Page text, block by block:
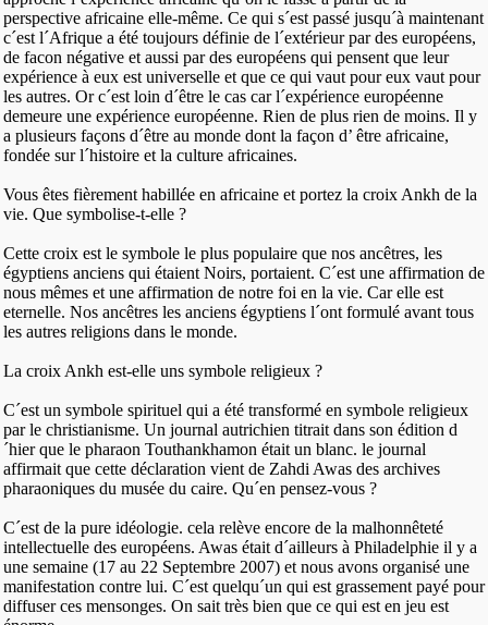
perspective africaine elle-même. Ce qui s´est passé jusqu´à maintenant
c´est l´Afrique a été toujours définie de l´extérieur par des européens,
de facon négative et aussi par des européens qui pensent que leur
expérience à eux est universelle et que ce qui vaut pour eux vaut pour
les autres. Or c´est loin d´être le cas car l´expérience européenne
demeure une expérience européenne. Rien de plus rien de moins. Il y
a plusieurs façons d´être au monde dont la façon d’ être africaine,
fondée sur l´histoire et la culture africaines.
Vous êtes fièrement habillée en africaine et portez la croix Ankh de la
vie. Que symbolise-t-elle ?
Cette croix est le symbole le plus populaire que nos ancêtres, les
égyptiens anciens qui étaient Noirs, portaient. C´est une affirmation de
nous mêmes et une affirmation de notre foi en la vie. Car elle est
eternelle. Nos ancêtres les anciens égyptiens l´ont formulé avant tous
les autres religions dans le monde.
La croix Ankh est-elle uns symbole religieux ?
C´est un symbole spirituel qui a été transformé en symbole religieux
par le christianisme. Un journal autrichien titrait dans son édition d
´hier que le pharaon Touthankhamon était un blanc. le journal
affirmait que cette déclaration vient de Zahdi Awas des archives
pharaoniques du musée du caire. Qu´en pensez-vous ?
C´est de la pure idéologie. cela relève encore de la malhonnêteté
intellectuelle des européens. Awas était d´ailleurs à Philadelphie il y a
une semaine (17 au 22 Septembre 2007) et nous avons organisé une
manifestation contre lui. C´est quelqu´un qui est grassement payé pour
diffuser ces mensonges. On sait très bien que ce qui est en jeu est